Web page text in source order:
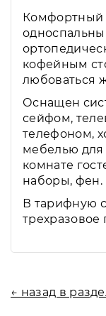
Комфортный
кофейным
любоваться
Оснащен
сейфом,
телефоном,
мебелью
комнате
наборы, фен.
В тарифную
трехразовое
← назад в